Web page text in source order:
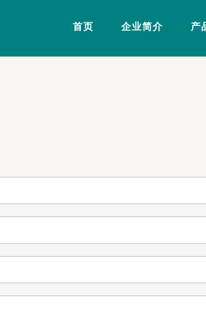
首页 企业简介 产